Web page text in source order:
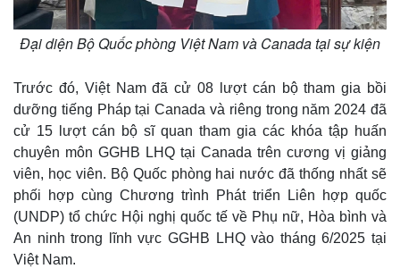
Quan sát
Cuộc sống đó đây
Hồ sơ
Video
Ảnh
E-Magazine
Infographic
Đại diện Bộ Quốc phòng Việt Nam và Canada tại sự kiện
Trước đó, Việt Nam đã cử 08 lượt cán bộ tham gia bồi
dưỡng tiếng Pháp tại Canada và riêng trong năm 2024 đã
cử 15 lượt cán bộ sĩ quan tham gia các khóa tập huấn
chuyên môn GGHB LHQ tại Canada trên cương vị giảng
viên, học viên. Bộ Quốc phòng hai nước đã thống nhất sẽ
phối hợp cùng Chương trình Phát triển Liên hợp quốc
(UNDP) tổ chức Hội nghị quốc tế về Phụ nữ, Hòa bình và
An ninh trong lĩnh vực GGHB LHQ vào tháng 6/2025 tại
Việt Nam.